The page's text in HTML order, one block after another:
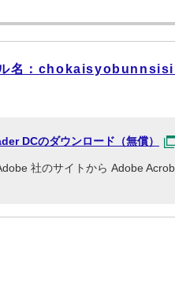
ル名：
DCのダウンロード（無償）
社のサイトから Adobe